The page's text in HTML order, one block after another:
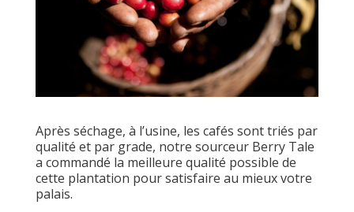
Après séchage, à l’usine, les cafés sont triés par
qualité et par grade, notre sourceur Berry Tale
a commandé la meilleure qualité possible de
cette plantation pour satisfaire au mieux votre
palais.